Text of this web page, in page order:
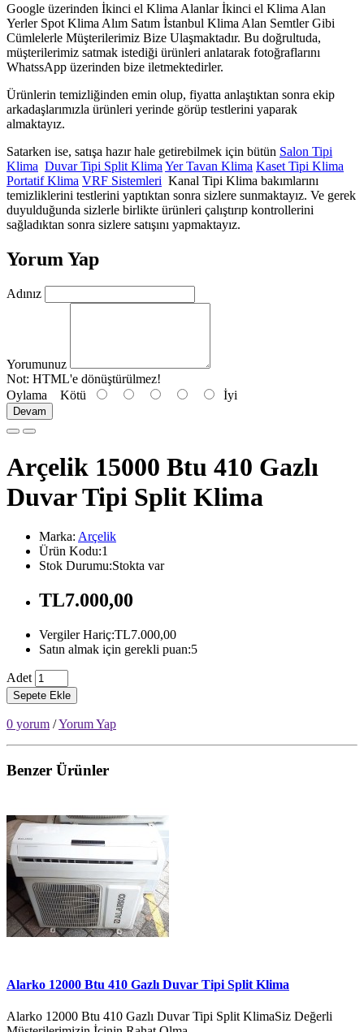
Google üzerinden İkinci el Klima Alanlar İkinci el Klima Alan
Yerler Spot Klima Alım Satım İstanbul Klima Alan Semtler Gibi
Cümlelerle Müşterilerimiz Bize Ulaşmaktadır. Bu doğrultuda,
müşterilerimiz satmak istediği ürünleri anlatarak fotoğraflarını
WhatssApp üzerinden bize iletmektedirler.
Ürünlerin temizliğinden emin olup, fiyatta anlaştıktan sonra ekip
arkadaşlarımızla ürünleri yerinde görüp testlerini yaparak
almaktayız.
Satarken ise, satışa hazır hale getirebilmek için bütün Salon Tipi
Klima Duvar Tipi Split Klima Yer Tavan Klima Kaset Tipi Klima
Portatif Klima VRF Sistemleri Kanal Tipi Klima bakımlarını
temizliklerini testlerini yaptıktan sonra sizlere sunmaktayız. Ve gerek
duyulduğunda sizlerle birlikte ürünleri çalıştırıp kontrollerini
sağladıktan sonra sizlere satışını yapmaktayız.
Yorum Yap
Adınız
Yorumunuz
Not: HTML'e dönüştürülmez!
Oylama Kötü İyi
Devam
Arçelik 15000 Btu 410 Gazlı
Duvar Tipi Split Klima
Marka: Arçelik
Ürün Kodu:1
Stok Durumu:Stokta var
TL7.000,00
Vergiler Hariç:TL7.000,00
Satın almak için gerekli puan:5
Adet
Sepete Ekle
0 yorum /Yorum Yap
Benzer Ürünler
Alarko 12000 Btu 410 Gazlı Duvar Tipi Split Klima
Alarko 12000 Btu 410 Gazlı Duvar Tipi Split KlimaSiz Değerli